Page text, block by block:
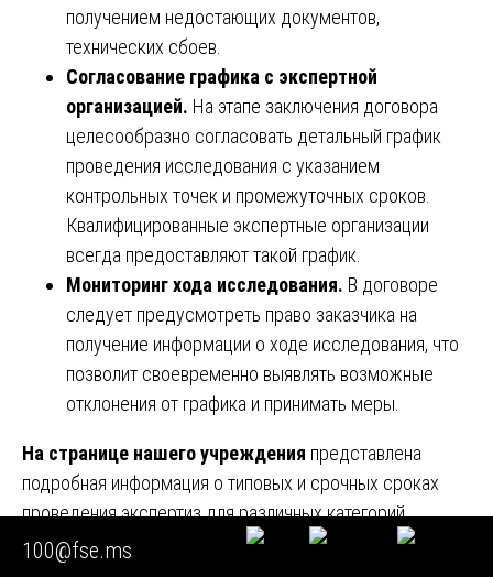
получением недостающих документов,
технических сбоев.
Согласование графика с экспертной
организацией. На этапе заключения договора
целесообразно согласовать детальный график
проведения исследования с указанием
контрольных точек и промежуточных сроков.
Квалифицированные экспертные организации
всегда предоставляют такой график.
Мониторинг хода исследования. В договоре
следует предусмотреть право заказчика на
получение информации о ходе исследования, что
позволит своевременно выявлять возможные
отклонения от графика и принимать меры.
На странице нашего учреждения представлена
подробная информация о типовых и срочных сроках
проведения экспертиз для различных категорий
товаров. Специалисты Союза «Федерация судебных
100@fse.ms